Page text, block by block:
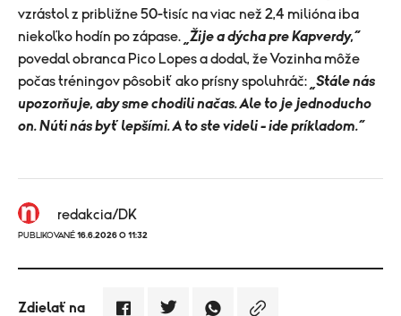
vzrástol z približne 50-tisíc na viac než 2,4 milióna iba
niekoľko hodín po zápase.
„Žije a dýcha pre Kapverdy,“
povedal obranca Pico Lopes a dodal, že Vozinha môže
počas tréningov pôsobiť ako prísny spoluhráč: „Stále nás
upozorňuje, aby sme chodili načas. Ale to je jednoducho
on. Núti nás byť lepšími. A to ste videli - ide príkladom.“
redakcia/DK
PUBLIKOVANÉ 16.6.2026 O 11:32
Zdielať na